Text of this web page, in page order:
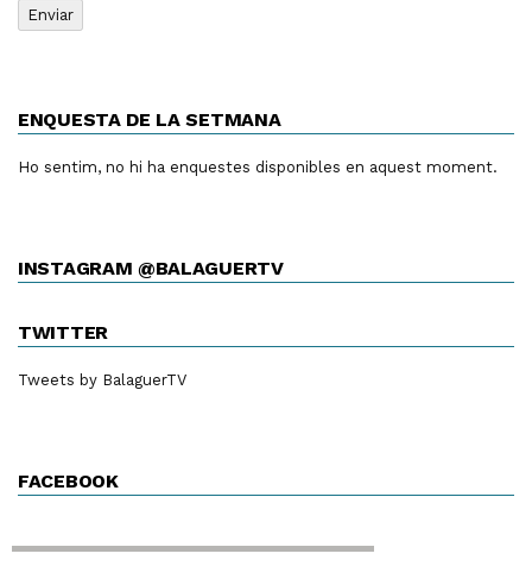
ENQUESTA DE LA SETMANA
Ho sentim, no hi ha enquestes disponibles en aquest moment.
INSTAGRAM @BALAGUERTV
TWITTER
Tweets by BalaguerTV
FACEBOOK